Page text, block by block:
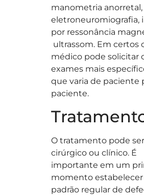
manometria anorretal,
eletroneuromiografia,
por ressonância
ultrassom. Em certos
médico pode solicitar
exames mais
que varia de paciente
paciente.
O tratamento pode ser
cirúrgico ou clínico. É
importante em um
momento
padrão regular de